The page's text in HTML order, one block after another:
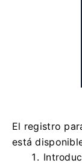
El registro
está